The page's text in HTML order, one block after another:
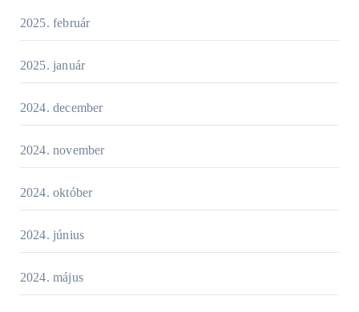
2025. február
2025. január
2024. december
2024. november
2024. október
2024. június
2024. május